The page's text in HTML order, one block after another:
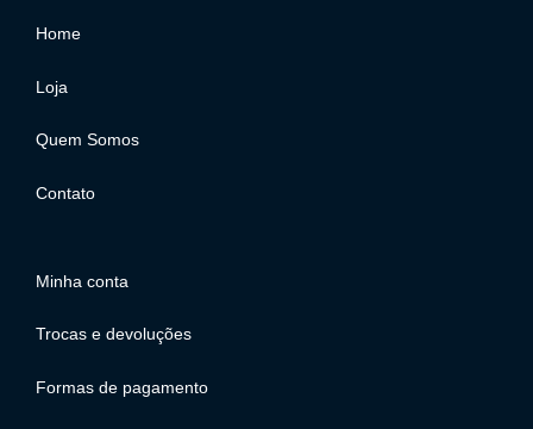
Home
Loja
Quem Somos
Contato
Minha conta
Trocas e devoluções
Formas de pagamento